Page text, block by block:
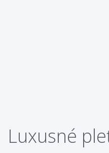
Luxusné